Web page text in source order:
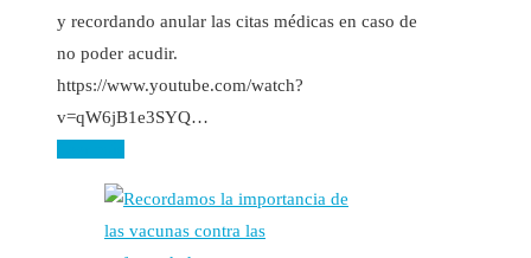
y recordando anular las citas médicas en caso de
no poder acudir.
https://www.youtube.com/watch?
v=qW6jB1e3SYQ…